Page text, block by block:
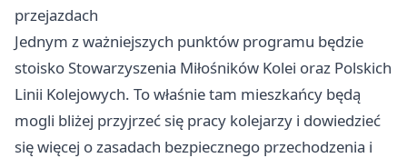
przejazdach
Jednym z ważniejszych punktów programu będzie
stoisko Stowarzyszenia Miłośników Kolei oraz Polskich
Linii Kolejowych. To właśnie tam mieszkańcy będą
mogli bliżej przyjrzeć się pracy kolejarzy i dowiedzieć
się więcej o zasadach bezpiecznego przechodzenia i